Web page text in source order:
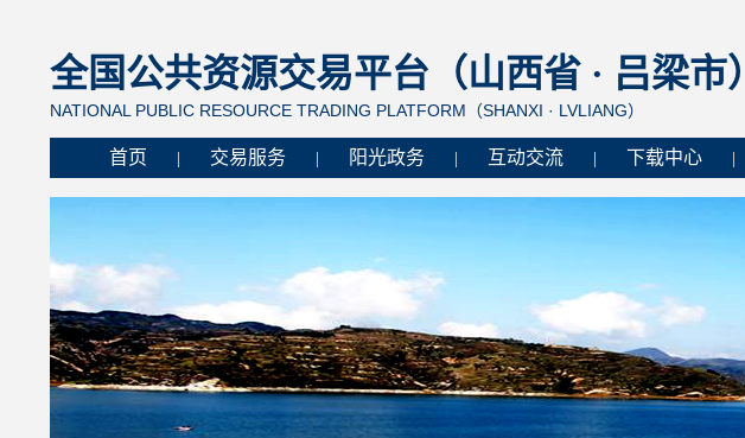
全国公共资源交易平台（山西省 · 吕梁市）
NATIONAL PUBLIC RESOURCE TRADING PLATFORM（SHANXI · LVLIANG）
首页 交易服务 阳光政务 互动交流 下载中心